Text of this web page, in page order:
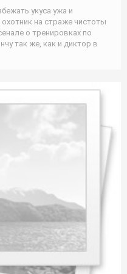
укуса ужа и
на страже чистоты
о тренировках по
так же, как и диктор в